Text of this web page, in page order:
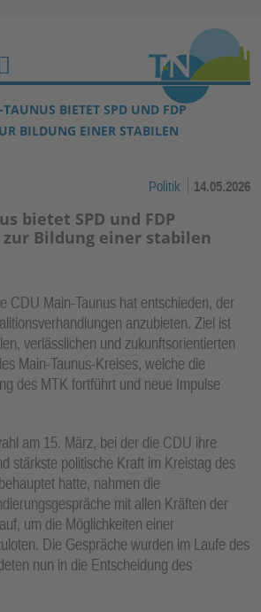
Zum Inhalt springen ↓
BIETET SPD UND FDP
BILDUNG EINER STABILEN
Politik 14.05.2026
bietet SPD und FDP
Bildung einer stabilen
CDU Main-Taunus hat entschieden, der
anzubieten. Ziel ist
verlässlichen und zukunftsorientierten
Main-Taunus-Kreises, welche die
des MTK fortführt und neue Impulse
am 15. März, bei der die CDU ihre
stärkste politische Kraft im Kreistag des
hatte, nahmen die
mit allen Kräften der
um die Möglichkeiten einer
Die Gespräche wurden im Laufe des
nun in die Entscheidung des